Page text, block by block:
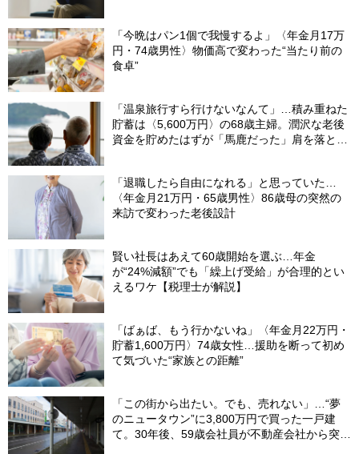
「今晩はパン1個で我慢するよ」〈年金月17万
円・74歳男性〉物価高で変わった“当たり前の
食卓”
「温泉旅行すら行けないなんて」…積み重ねた
貯蓄は〈5,600万円〉の68歳主婦。潤沢な老後
資金を貯めたはずが「馬鹿だった」肩を落とす
「退職したら自由になれる」と思っていた…
〈年金月21万円・65歳男性〉86歳母の突然の
来訪で変わった老後設計
賢い社長はあえて60歳開始を選ぶ…年金
が“24%減額”でも「繰上げ受給」が合理的とい
えるワケ【税理士が解説】
「ばぁば、もう行かないね」〈年金月22万円・
貯蓄1,600万円〉74歳女性…援助を断って初め
て気づいた“家族との距離”
「この街から出たい。でも、売れない」…“夢
のニュータウン”に3,800万円で買った一戸建
て。30年後、59歳会社員が不動産会社から突き